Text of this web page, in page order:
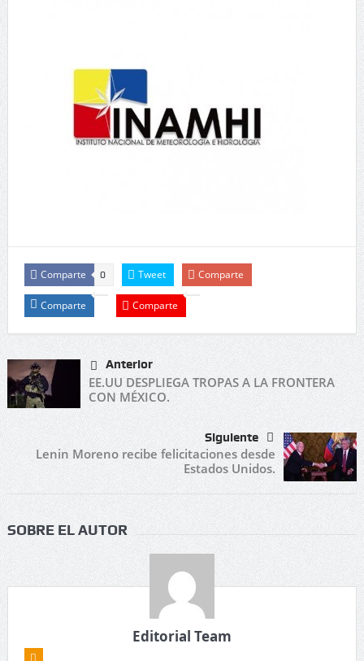
Comparte 0 Tweet Comparte
Comparte Comparte
Anterior
EE.UU DESPLIEGA TROPAS A LA FRONTERA
CON MÉXICO.
Siguiente
Lenin Moreno recibe felicitaciones desde
Estados Unidos.
SOBRE EL AUTOR
Editorial Team